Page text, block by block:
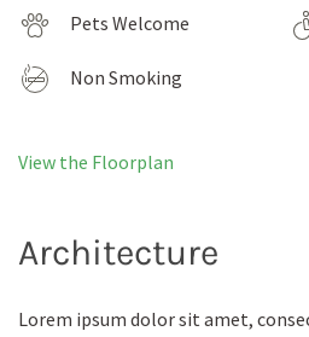
Pets Welcome
Non Smoking
View the Floorplan
Architecture
Lorem ipsum dolor sit amet,